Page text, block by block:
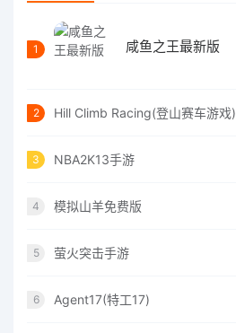
1 咸鱼之王最新版
2 Hill Climb Racing(登山赛车游戏)
3 NBA2K13手游
4 模拟山羊免费版
5 萤火突击手游
6 Agent17(特工17)